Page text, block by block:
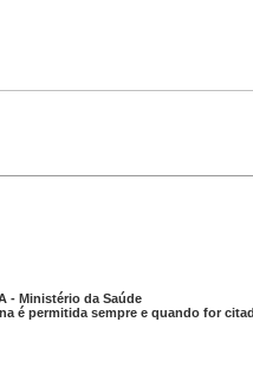
- Ministério da Saúde
é permitida sempre e quando for